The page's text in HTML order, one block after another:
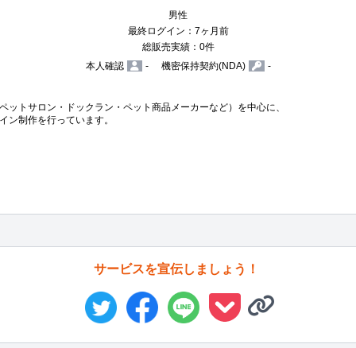
男性
最終ログイン：7ヶ月前
総販売実績：0件
本人確認
- 機密保持契約(NDA) -
ットサロン・ドックラン・ペット商品メーカーなど）を中心に、
ン制作を行っています。
サービスを宣伝しましょう！